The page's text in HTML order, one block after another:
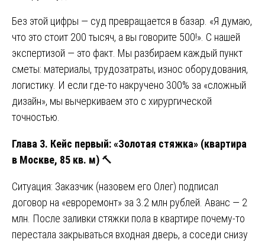
Без этой цифры — суд превращается в базар. «Я думаю,
что это стоит 200 тысяч, а вы говорите 500!». С нашей
экспертизой — это факт. Мы разбираем каждый пункт
сметы: материалы, трудозатраты, износ оборудования,
логистику. И если где-то накручено 300% за «сложный
дизайн», мы вычеркиваем это с хирургической
точностью.
Глава 3. Кейс первый: «Золотая стяжка» (квартира
в Москве, 85 кв. м) 🔨
Ситуация: Заказчик (назовем его Олег) подписал
договор на «евроремонт» за 3.2 млн рублей. Аванс — 2
млн. После заливки стяжки пола в квартире почему-то
перестала закрываться входная дверь, а соседи снизу